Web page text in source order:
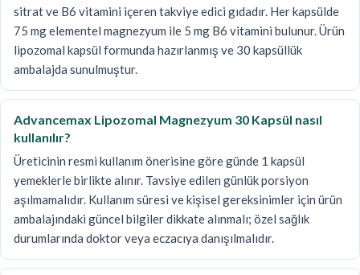
sitrat ve B6 vitamini içeren takviye edici gıdadır. Her kapsülde
75 mg elementel magnezyum ile 5 mg B6 vitamini bulunur. Ürün
lipozomal kapsül formunda hazırlanmış ve 30 kapsüllük
ambalajda sunulmuştur.
Advancemax Lipozomal Magnezyum 30 Kapsül nasıl
kullanılır?
Üreticinin resmi kullanım önerisine göre günde 1 kapsül
yemeklerle birlikte alınır. Tavsiye edilen günlük porsiyon
aşılmamalıdır. Kullanım süresi ve kişisel gereksinimler için ürün
ambalajındaki güncel bilgiler dikkate alınmalı; özel sağlık
durumlarında doktor veya eczacıya danışılmalıdır.